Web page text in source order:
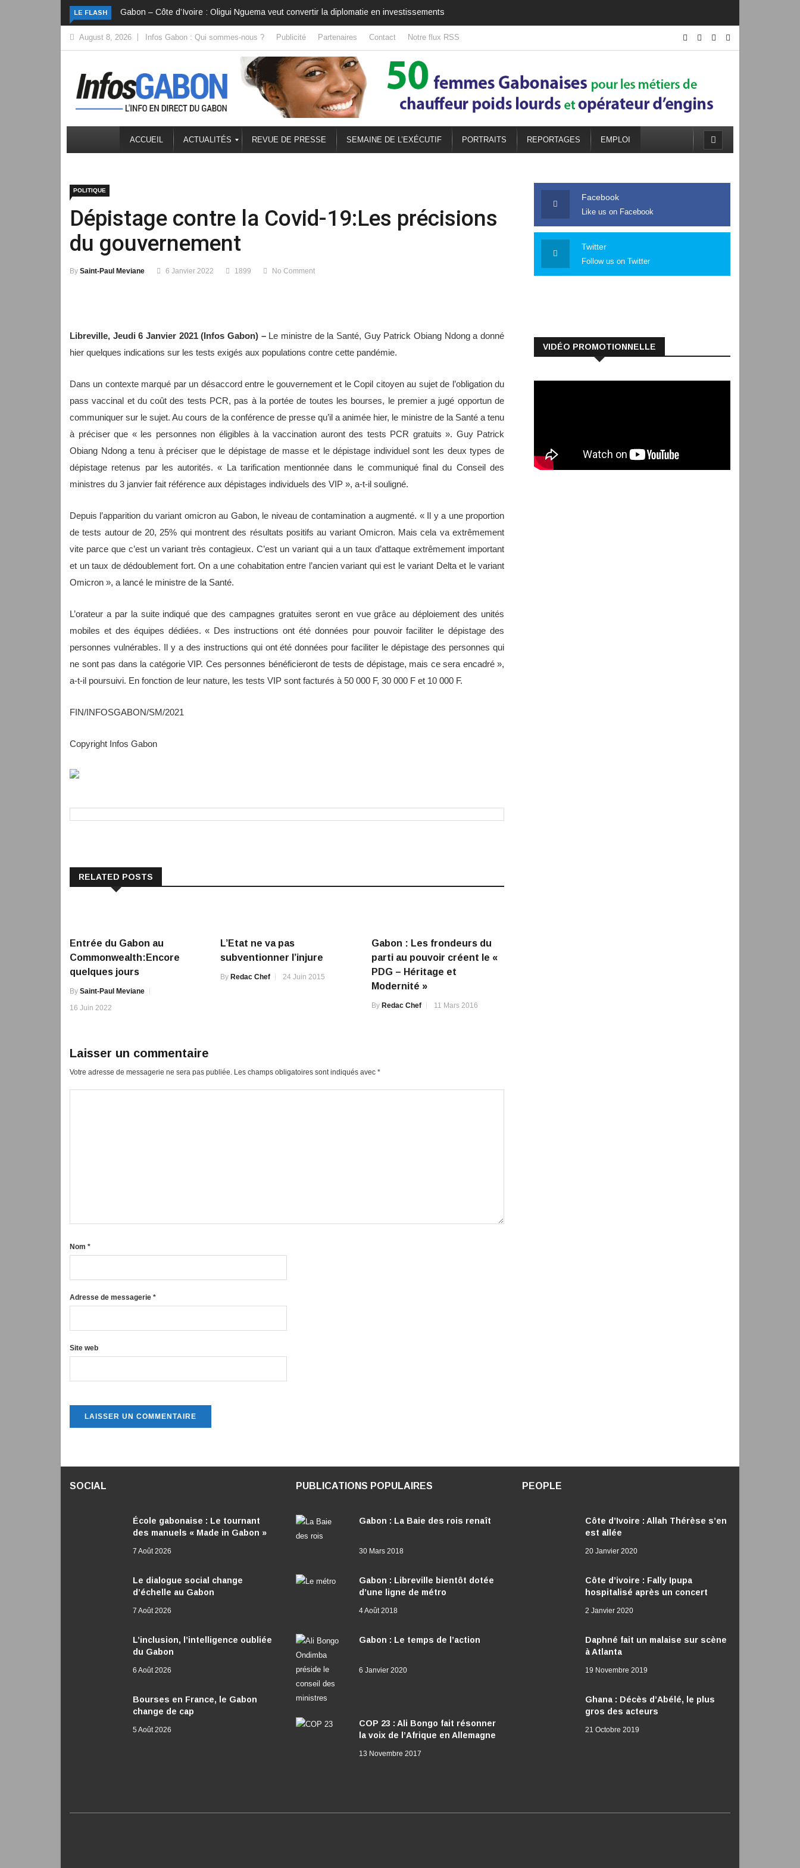
LE FLASH Gabon – Côte d’Ivoire : Oligui Nguema veut convertir la diplomatie en investissements
August 8, 2026 Infos Gabon : Qui sommes-nous ? Publicité Partenaires Contact Notre flux RSS
ACCUEIL ACTUALITÉS REVUE DE PRESSE SEMAINE DE L’EXÉCUTIF PORTRAITS REPORTAGES EMPLOI
POLITIQUE
Dépistage contre la Covid-19:Les précisions
du gouvernement
By Saint-Paul Meviane 6 Janvier 2022 1899 No Comment
Libreville, Jeudi 6 Janvier 2021 (Infos Gabon) – Le ministre de la Santé, Guy Patrick Obiang Ndong a donné
hier quelques indications sur les tests exigés aux populations contre cette pandémie.
Dans un contexte marqué par un désaccord entre le gouvernement et le Copil citoyen au sujet de l’obligation du
pass vaccinal et du coût des tests PCR, pas à la portée de toutes les bourses, le premier a jugé opportun de
communiquer sur le sujet. Au cours de la conférence de presse qu’il a animée hier, le ministre de la Santé a tenu
à préciser que « les personnes non éligibles à la vaccination auront des tests PCR gratuits ». Guy Patrick
Obiang Ndong a tenu à préciser que le dépistage de masse et le dépistage individuel sont les deux types de
dépistage retenus par les autorités. « La tarification mentionnée dans le communiqué final du Conseil des
ministres du 3 janvier fait référence aux dépistages individuels des VIP », a-t-il souligné.
Depuis l’apparition du variant omicron au Gabon, le niveau de contamination a augmenté. « Il y a une proportion
de tests autour de 20, 25% qui montrent des résultats positifs au variant Omicron. Mais cela va extrêmement
vite parce que c’est un variant très contagieux. C’est un variant qui a un taux d’attaque extrêmement important
et un taux de dédoublement fort. On a une cohabitation entre l’ancien variant qui est le variant Delta et le variant
Omicron », a lancé le ministre de la Santé.
L’orateur a par la suite indiqué que des campagnes gratuites seront en vue grâce au déploiement des unités
mobiles et des équipes dédiées. « Des instructions ont été données pour pouvoir faciliter le dépistage des
personnes vulnérables. Il y a des instructions qui ont été données pour faciliter le dépistage des personnes qui
ne sont pas dans la catégorie VIP. Ces personnes bénéficieront de tests de dépistage, mais ce sera encadré »,
a-t-il poursuivi. En fonction de leur nature, les tests VIP sont facturés à 50 000 F, 30 000 F et 10 000 F.
FIN/INFOSGABON/SM/2021
Copyright Infos Gabon
RELATED POSTS
Entrée du Gabon au
Commonwealth:Encore
quelques jours
By Saint-Paul Meviane
16 Juin 2022
L’Etat ne va pas
subventionner l’injure
By Redac Chef 24 Juin 2015
Gabon : Les frondeurs du
parti au pouvoir créent le «
PDG – Héritage et
Modernité »
By Redac Chef 11 Mars 2016
Laisser un commentaire
Votre adresse de messagerie ne sera pas publiée. Les champs obligatoires sont indiqués avec *
Nom *
Adresse de messagerie *
Site web
Facebook
Like us on Facebook
Twitter
Follow us on Twitter
VIDÉO PROMOTIONNELLE
SOCIAL
École gabonaise : Le tournant
des manuels « Made in Gabon »
7 Août 2026
Le dialogue social change
d’échelle au Gabon
7 Août 2026
L’inclusion, l’intelligence oubliée
du Gabon
6 Août 2026
Bourses en France, le Gabon
change de cap
5 Août 2026
PUBLICATIONS POPULAIRES
Gabon : La Baie des rois renaît
30 Mars 2018
Gabon : Libreville bientôt dotée
d’une ligne de métro
4 Août 2018
Gabon : Le temps de l’action
6 Janvier 2020
COP 23 : Ali Bongo fait résonner
la voix de l’Afrique en Allemagne
13 Novembre 2017
PEOPLE
Côte d’Ivoire : Allah Thérèse s’en
est allée
20 Janvier 2020
Côte d’ivoire : Fally Ipupa
hospitalisé après un concert
2 Janvier 2020
Daphné fait un malaise sur scène
à Atlanta
19 Novembre 2019
Ghana : Décès d’Abélé, le plus
gros des acteurs
21 Octobre 2019